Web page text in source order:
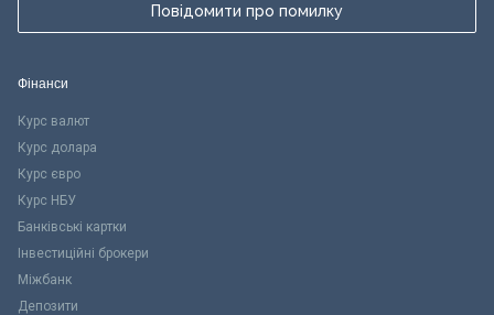
Повідомити про помилку
Фінанси
Курс валют
Курс долара
Курс євро
Курс НБУ
Банківські картки
Інвестиційні брокери
Міжбанк
Депозити